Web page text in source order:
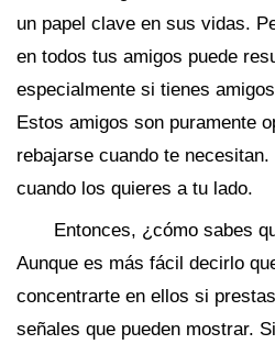
un papel clave en sus vidas.
en todos tus amigos puede
especialmente si tienes
Estos amigos son puramente
rebajarse cuando te
cuando los quieres a tu lado.
Entonces, ¿cómo sabes
Aunque es más fácil decirlo
concentrarte en ellos si
señales que pueden mostrar.